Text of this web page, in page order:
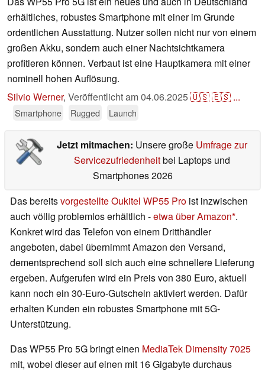
erhältliches, robustes Smartphone mit einer im Grunde
ordentlichen Ausstattung. Nutzer sollen nicht nur von einem
großen Akku, sondern auch einer Nachtsichtkamera
profitieren können. Verbaut ist eine Hauptkamera mit einer
nominell hohen Auflösung.
Silvio Werner, Veröffentlicht am04.06.2025🇺🇸🇪🇸 ...
Smartphone Rugged Launch
Jetzt mitmachen: Unsere große Umfrage zur
Servicezufriedenheitbei Laptops und
Smartphones 2026
Das bereitsvorgestellte Oukitel WP55 Pro ist inzwischen
auch völlig problemlos erhältlich -etwa über Amazon .
Konkret wird das Telefon von einem Dritthändler
angeboten, dabei übernimmt Amazon den Versand,
dementsprechend soll sich auch eine schnellere Lieferung
ergeben. Aufgerufen wird ein Preis von 380 Euro, aktuell
kann noch ein 30-Euro-Gutschein aktiviert werden. Dafür
erhalten Kunden ein robustes Smartphone mit 5G-
Unterstützung.
Das WP55 Pro 5G bringt einen MediaTek Dimensity 7025
mit, wobei dieser auf einen mit 16 Gigabyte durchaus